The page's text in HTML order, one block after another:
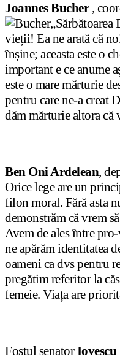
Joannes Bucher,
„Sărbătoarea
vieții! Ea ne arată că
înșine; aceasta este o
important e ce anume
este o mare mărturie
pentru care ne-a creat
dăm mărturie altora că
Ben Oni Ardelean,
Orice lege are un
filon moral. Fără asta
demonstrăm că vrem
Avem de ales între
ne apărăm identitatea
oameni ca dvs pentru
pregătim referitor la
femeie. Viața are
Fostul senator